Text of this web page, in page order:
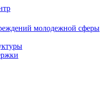
молодежной сферы